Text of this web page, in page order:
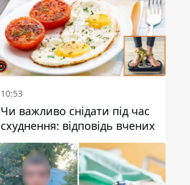
10:53
Чи важливо снідати під час
схуднення: відповідь вчених